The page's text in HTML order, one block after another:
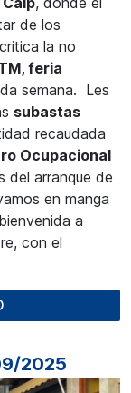
de los
la no
feria
semana. Les
subastas
recaudada
Ocupacional
del arranque de
en manga
a
con el
2025